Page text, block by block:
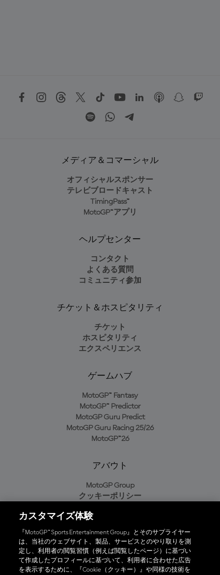
メディア＆コマーシャル
オフィシャルスポンサー
テレビブロードキャスト
TimingPass™
MotoGP™アプリ
ヘルプセンター
コンタクト
よくある質問
コミュニティ参加
チケット＆ホスピタリティ
チケット
ホスピタリティ
エクスペリエンス
ゲームハブ
MotoGP™ Fantasy
MotoGP™ Predictor
MotoGP Guru Predict
MotoGP Guru Racing 25/26
MotoGP™26
アバウト
MotoGP Group
クッキーポリシー
プライバシーポリシー
購入ポリシー
オフィシャルアプリ
カスタマイズ体験
『MotoGP™ Sports Entertainment Group』とそのサプライヤー
は、当社のウェブサイト、製品、サービスとのやり取りを測
定し、利用者の閲覧習慣（例えば閲覧したページ）に基づい
て作成したプロフィールに基づいて、利用者に合わせた広告
を表示するために、『Cookie（クッキー）』や同様の技術を